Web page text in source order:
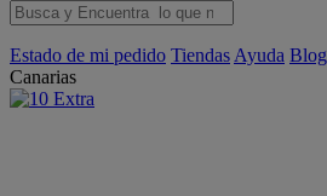
Estado de mi pedido Tiendas Ayuda Blog
Canarias